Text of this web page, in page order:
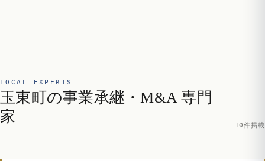
LOCAL EXPERTS
玉東町の事業承継・M&A 専門
家
10件掲載